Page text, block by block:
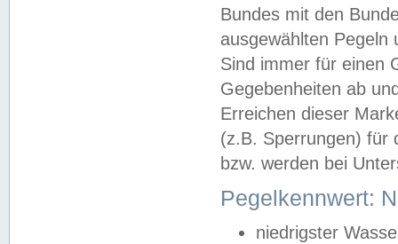
Bundes mit den
ausgewählten
Sind immer für einen
Gegebenheiten ab
Erreichen dieser
(z.B. Sperrungen) für
bzw. werden bei
Pegelkennwert:
niedrigster